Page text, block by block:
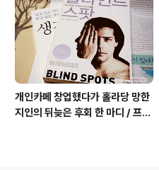
개인카페 창업했다가 홀라당 망한
지인의 뒤늦은 후회 한 마디 / 프랜